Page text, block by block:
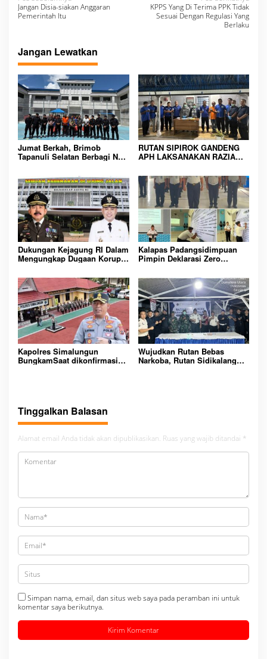
a
i
g
a
s
i
p
o
Jangan Disia-siakan Anggaran
Pemerintah Itu
KPPS Yang Di Terima PPK Tidak
Sesuai Dengan Regulasi Yang
Berlaku
Jangan Lewatkan
Jumat Berkah, Brimob
Tapanuli Selatan Berbagi Nasi
Rutan Kelas IIB Sipirok
RUTAN SIPIROK GANDENG
APH LAKSANAKAN RAZIA
KOMITMEN CIPTAKAN
LINGKUNGAN
PEMASYARAKATAN YANG
AMAN
Dukungan Kejagung RI Dalam
Mengungkap Dugaan Korupsi
Ketua AMPK : Segera Periksa
Dan Tangkap!
Kalapas Padangsidimpuan
Pimpin Deklarasi Zero
Lingkungan Lapas
Padangsidimpuan
Kapolres Simalungun
BungkamSaat dikonfirmasi
Wujudkan Rutan Bebas
Narkoba, Rutan Sidikalang
Tinggalkan Balasan
Alamat email Anda tidak akan dipublikasikan. Ruas yang wajib ditandai *
Simpan nama, email, dan situs web saya pada peramban ini untuk
komentar saya berikutnya.